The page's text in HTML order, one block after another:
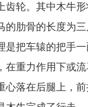
齿轮。其中木牛
的肋骨的长度为
是把车辕的把手
在重力作用下或
心落在后腿上，